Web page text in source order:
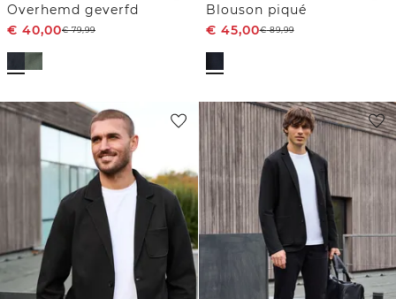
Overhemd geverfd
€ 40,00€79,99
Blouson piqué
€ 45,00€89,99